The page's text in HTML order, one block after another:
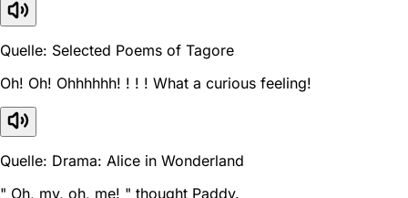
Quelle: Selected Poems of Tagore
Oh! Oh! Ohhhhhh! ! ! ! What a curious feeling!
Quelle: Drama: Alice in Wonderland
" Oh, my, oh, me! " thought Paddy.